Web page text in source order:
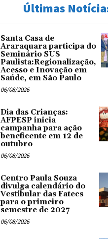
Últimas
Santa Casa de
Araraquara participa do
Seminário SUS
Paulista:Regionalização,
Acesso e Inovação em
Saúde, em São Paulo
06/08/2026
Dia das Crianças:
AFPESP inicia
campanha para ação
beneficente em 12 de
outubro
06/08/2026
Centro Paula Souza
divulga calendário do
Vestibular das Fatecs
para o primeiro
semestre de 2027
06/08/2026